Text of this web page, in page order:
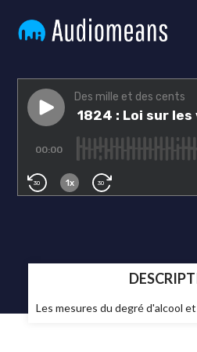
Les mesures du degré d'alcool